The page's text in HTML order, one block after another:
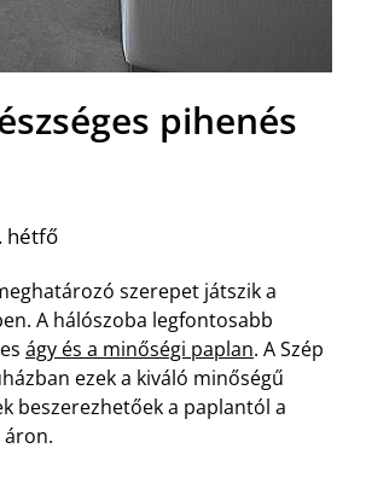
pihenés
hétfő
szerepet játszik a
A hálószoba legfontosabb
ágy és a minőségi paplan. A Szép
ezek a kiváló minőségű
beszerezhetőek a paplantól a